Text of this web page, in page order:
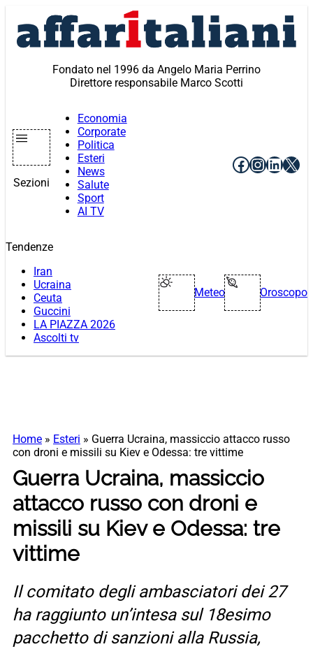
contenuto
Fondato nel 1996 da Angelo Maria Perrino
Direttore responsabile Marco Scotti
Sezioni
Economia
Corporate
Politica
Esteri
News
Salute
Sport
AI TV
Facebook
X
Tendenze
Iran
Ucraina
Ceuta
Guccini
LA PIAZZA 2026
Ascolti tv
Meteo Oroscopo
Home » Esteri » Guerra Ucraina, massiccio attacco russo
con droni e missili su Kiev e Odessa: tre vittime
Guerra Ucraina, massiccio
attacco russo con droni e
missili su Kiev e Odessa: tre
vittime
Il comitato degli ambasciatori dei 27
ha raggiunto un’intesa sul 18esimo
pacchetto di sanzioni alla Russia,